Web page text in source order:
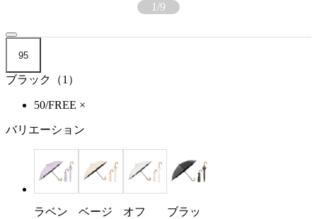
1/9
95
ブラック（1）
50/FREE ×
バリエーション
ラベン
ベージ
オフ
ブラッ